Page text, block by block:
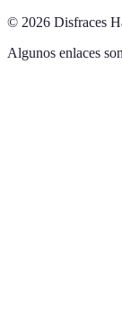
© 2026 Disfraces
Algunos enlaces